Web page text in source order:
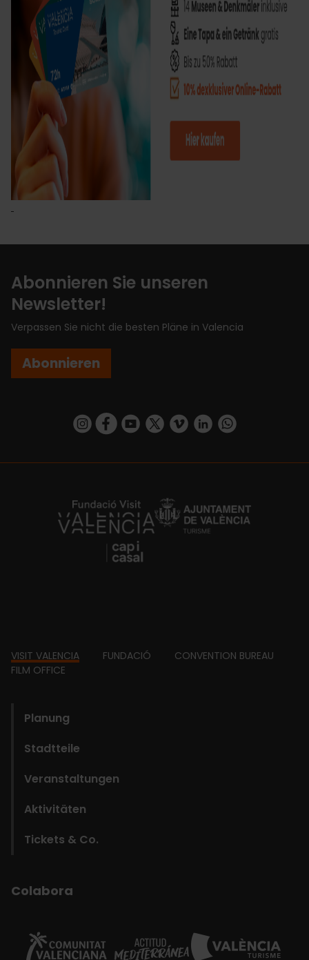
Abonnieren Sie unseren
Newsletter!
Verpassen Sie nicht die besten Pläne in Valencia
Abonnieren
https://www.instagram.com/visit_valencia/
https://www.facebook.com/
https://www.youtube.com/user/
https://twitter.com/_VivaValencia
https://vimeo.com/
https://www.linkedin.com/company/turismo-valencia/https://api.whatsapp.com/send/
https://fundacion.visitvalencia.com/
Footer
VISIT VALENCIA FUNDACIÓ
CONVENTION BUREAU
FILM OFFICE
Planung
Stadtteile
Veranstaltungen
Aktivitäten
Tickets & Co.
Colabora